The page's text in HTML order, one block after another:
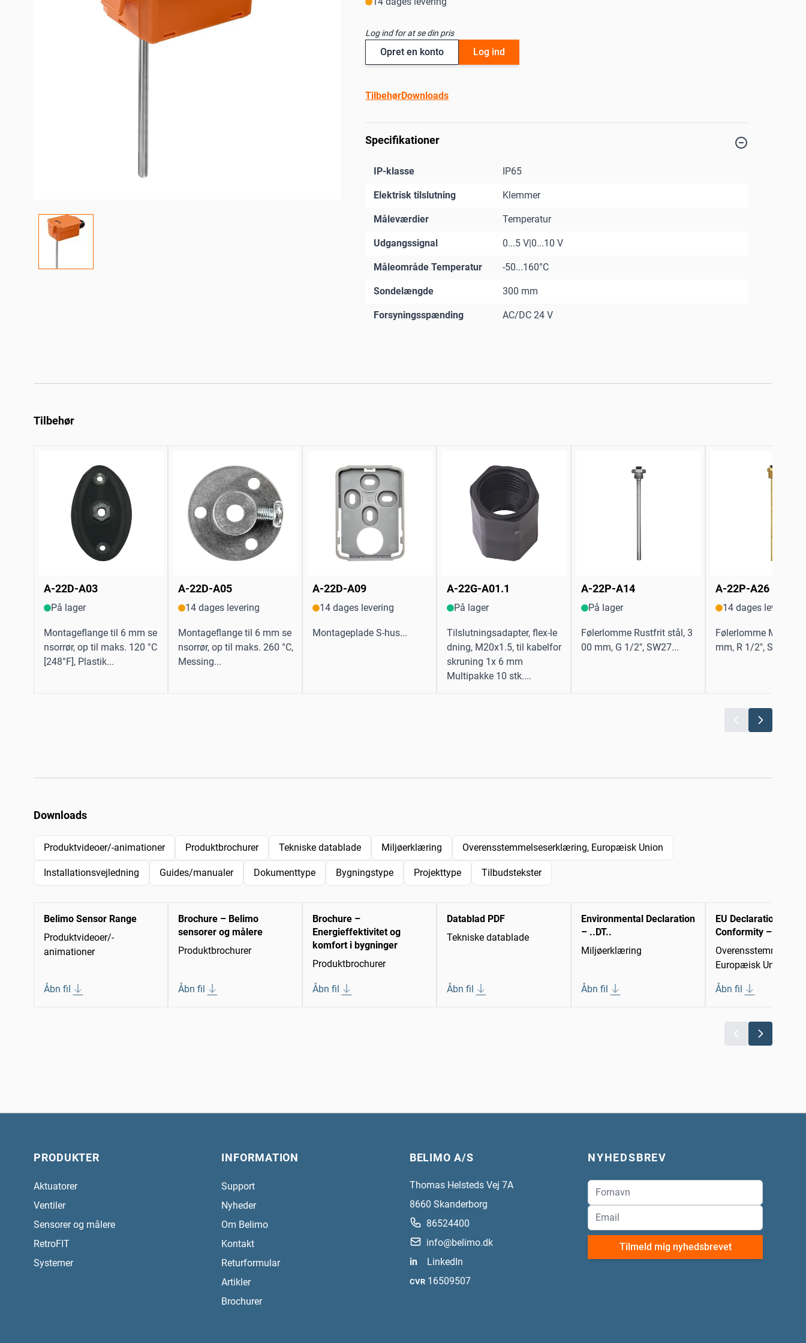
Log ind for at se din pris
Opret en konto Log ind
TilbehørDownloads
Specifikationer
IP-klasse IP65
Elektrisk tilslutning Klemmer
Måleværdier Temperatur
Udgangssignal 0...5 V|0...10 V
Måleområde Temperatur -50...160°C
Sondelængde 300 mm
Forsyningsspænding AC/DC 24 V
Tilbehør
A-22D-A03
På lager
Montageflange til 6 mm se
nsorrør, op til maks. 120 °C
[248°F], Plastik...
A-22D-A05
14 dages levering
Montageflange til 6 mm se
nsorrør, op til maks. 260 °C,
Messing...
A-22D-A09
14 dages levering
Montageplade S-hus...
A-22G-A01.1
På lager
Tilslutningsadapter, flex-le
dning, M20x1.5, til kabelfor
skruning 1x 6 mm
Multipakke 10 stk....
A-22P-A14
På lager
Følerlomme Rustfrit stål, 3
00 mm, G 1/2", SW27...
A-22P-A26
14 dages levering
Følerlomme
mm, R 1/2", SW22...
Downloads
Produktvideoer/-animationer Produktbrochurer Tekniske datablade Miljøerklæring Overensstemmelseserklæring, Europæisk Union
Installationsvejledning Guides/manualer Dokumenttype Bygningstype Projekttype Tilbudstekster
Belimo Sensor Range
Produktvideoer/-
animationer
Åbn fil
Brochure – Belimo
sensorer og målere
Produktbrochurer
Åbn fil
Brochure –
Energieffektivitet og
komfort i bygninger
Produktbrochurer
Åbn fil
Datablad PDF
Tekniske datablade
Åbn fil
Environmental Declaration
– ..DT..
Miljøerklæring
Åbn fil
EU Declaration of
Conformity – 22DT-
Europæisk Union
Åbn fil
PRODUKTER
Aktuatorer
Ventiler
Sensorer og målere
RetroFIT
Systemer
INFORMATION
Support
Nyheder
Om Belimo
Kontakt
Returformular
Artikler
Brochurer
BELIMO A/S
Thomas Helsteds Vej 7A
8660 Skanderborg
86524400
info@belimo.dk
in
LinkedIn
CVR 16509507
NYHEDSBREV
Tilmeld mig nyhedsbrevet